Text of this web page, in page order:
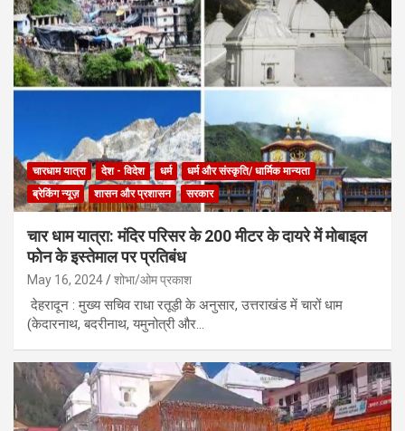
चारधाम यात्रा देश - विदेश धर्म
धर्म और संस्कृति/ धार्मिक मान्यता
ब्रेकिंग न्यूज़
शासन और प्रशासन सरकार
चार धाम यात्रा: मंदिर परिसर के 200 मीटर के दायरे में मोबाइल
फोन के इस्तेमाल पर प्रतिबंध
May 16, 2024 शोभा/ओम प्रकाश
देहरादून : मुख्य सचिव राधा रतूड़ी के अनुसार, उत्तराखंड में चारों धाम
(केदारनाथ, बदरीनाथ, यमुनोत्री और…